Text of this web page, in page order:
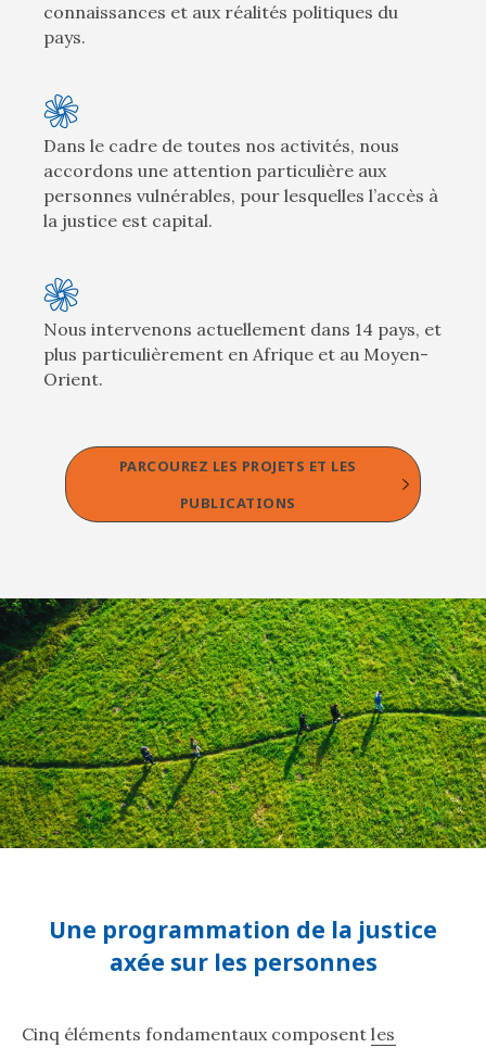
connaissances et aux réalités politiques du
pays.
Dans le cadre de toutes nos activités, nous
accordons une attention particulière aux
personnes vulnérables, pour lesquelles l’accès à
la justice est capital.
Nous intervenons actuellement dans 14 pays, et
plus particulièrement en Afrique et au Moyen-
Orient.
PARCOUREZ LES PROJETS ET LES
PUBLICATIONS
Une programmation de la justice
axée sur les personnes
Cinq éléments fondamentaux composent les